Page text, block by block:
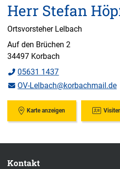
Herr Stefan
Ortsvorsteher Lelbach
Auf den Brüchen 2
34497 Korbach
05631 1437
OV-Lelbach@korbachmail.de
Karte anzeigen
Kontakt